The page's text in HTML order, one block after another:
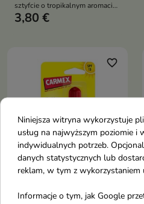
sztyfcie o tropikalnym aromacie
mango i brzoskwini, który
komfortu
3,80 €

favorite_border
Pomadka do ust
Niniejsza witryna wykorzystuje
usług na najwyższym poziomie
indywidualnych potrzeb.
danych statystycznych lub
reklam, w tym z wykorzystaniem
Informacje o tym, jak Google